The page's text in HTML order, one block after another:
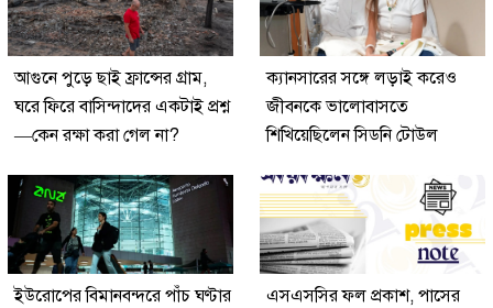
আগুনে পুড়ে ছাই ফ্রান্সের গ্রাম,
ঘরে ফিরে বাসিন্দাদের একটাই প্রশ্ন
—কেন রক্ষা করা গেল না?
ক্যানসারের সঙ্গে লড়াই করেও
জীবনকে ভালোবাসতে
শিখিয়েছিলেন সিডনি টোউল
ইউরোপের বিমানবন্দরে পাঁচ ঘণ্টার
এসএসসির ফল প্রকাশ, পাসের